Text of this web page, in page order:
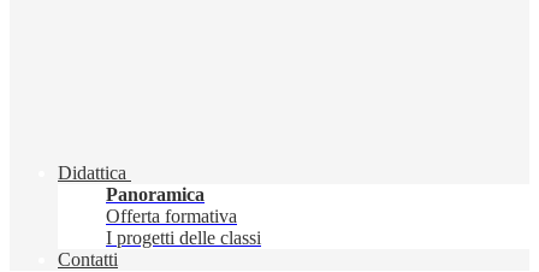
Didattica
Panoramica
Offerta formativa
I progetti delle classi
Contatti